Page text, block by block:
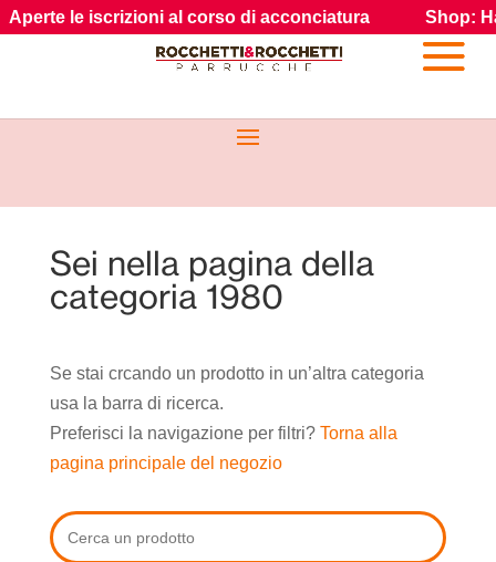
Sei nella pagina della
categoria 1980
Se stai crcando un prodotto in un’altra categoria
usa la barra di ricerca.
Preferisci la navigazione per filtri? Torna alla
pagina principale del negozio
le iscrizioni al corso di acconciatura Shop: